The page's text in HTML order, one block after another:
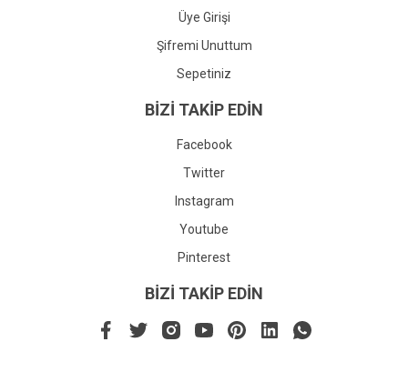
Üye Girişi
Şifremi Unuttum
Sepetiniz
BİZİ TAKİP EDİN
Facebook
Twitter
Instagram
Youtube
Pinterest
BİZİ TAKİP EDİN